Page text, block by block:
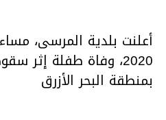
2020، وفاة طفلة إثر
بمنطقة البحر الأزرق